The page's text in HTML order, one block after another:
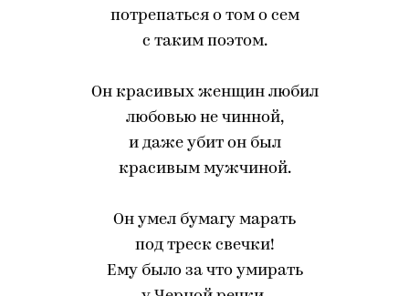
потрепаться о том о сем
с таким поэтом.
Он красивых женщин любил
любовью не чинной,
и даже убит он был
красивым мужчиной.
Он умел бумагу марать
под треск свечки!
Ему было за что умирать